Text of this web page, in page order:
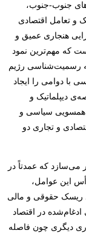
جنوب-جنوب،
و تعامل اقتصادی
هنجاری عمیق و
که مهم‌ترین نمود
رسمیت‌شناسی رژیم
با دوامی را ایجاد
دیپلماتیک و
همسویی سیاسی و
و تجاری دو
می‌سازد که عمدتاً در
این عوامل،
ریسک حقوقی و مالی
در اقتصاد
دیگری چون فاصله